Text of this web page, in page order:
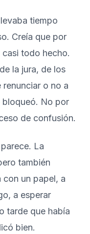
tiempo
Creía que por
todo hecho.
la jura, de los
o no a
bloqueó. No por
de confusión.
La
también
un papel, a
a esperar
tarde que había
bien.